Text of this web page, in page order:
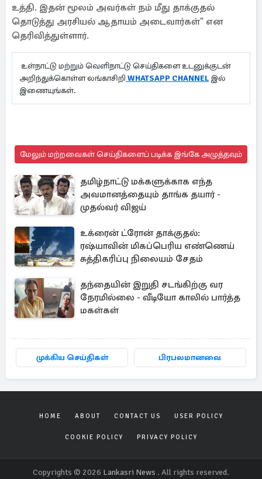
உத்தி. இதன் மூலம் அவர்கள் நம் மீது தாக்குதல்
தொடுத்து அரசியல் ஆதாயம் அடைவார்கள்" என
தெரிவித்துள்ளார்.
உள்நாட்டு மற்றும் வெளிநாட்டு செய்திகளை உடனுக்குடன்
அறிந்துக்கொள்ள லங்காசிறி WHATSAPP CHANNEL இல்
இணையுங்கள்.
மேலும் மற்றவைகள் செய்திகளைப் படிக்க இங்கே அழுத்தவும்
தமிழ்நாட்டு மக்களுக்காக எந்த
அவமானத்தையும் தாங்க தயார் -
முதல்வர் விஜய்
உக்ரைன் ட்ரோன் தாக்குதல்:
ரஷ்யாவின் மிகப்பெரிய எண்ணெய்
சுத்திகரிப்பு நிலையம் சேதம்
தந்தையின் இறுதி சடங்கிற்கு வர
நேரமில்லை - வீடியோ காலில் பார்த்த
மகள்கள்
முக்கிய செய்திகள் பிரபலமானவை
HOME ABOUT CONTACT US USER POLICY
COOKIE POLICY PRIVACY POLICY
Copyrights © 2026 Lankasri News . All rights reserved.